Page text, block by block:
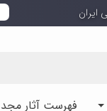
فهرست آثار مجد